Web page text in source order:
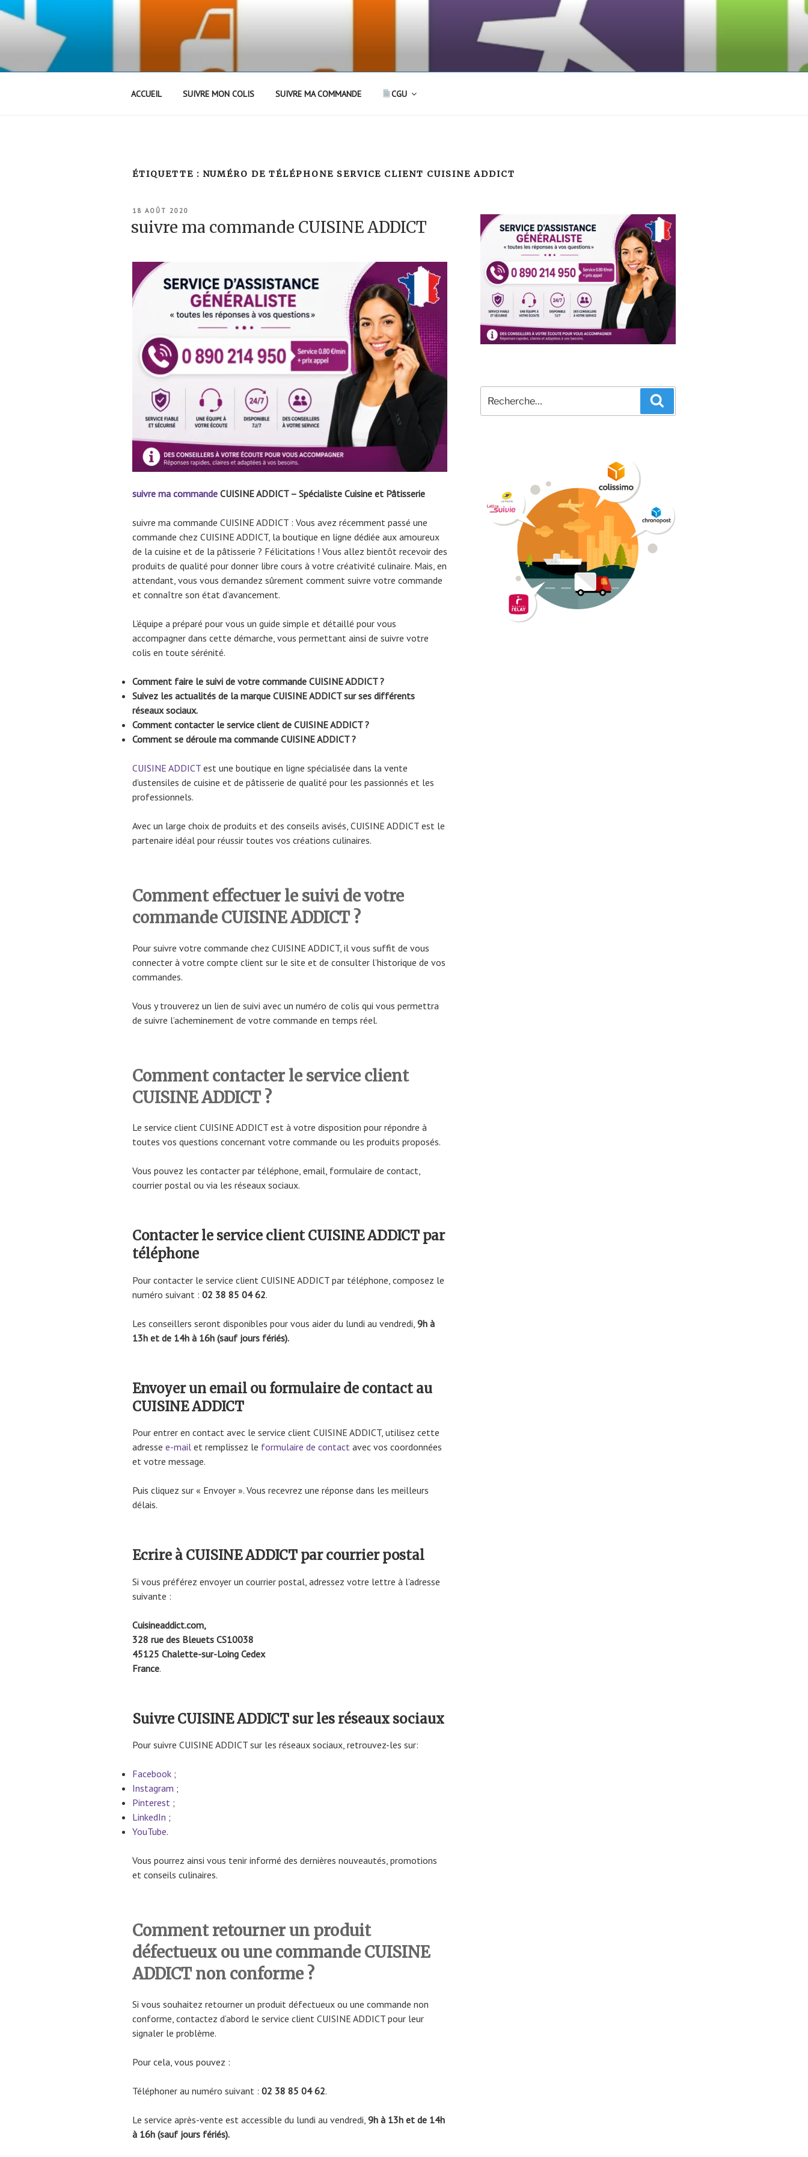
Aller
ACCUEIL SUIVRE MON COLIS SUIVRE MA COMMANDE CGU
ÉTIQUETTE : NUMÉRO DE TÉLÉPHONE SERVICE CLIENT CUISINE ADDICT
PUBLIÉ
18 AOÛT 2020
suivre ma commande CUISINE ADDICT
suivre ma commande CUISINE ADDICT – Spécialiste Cuisine et Pâtisserie
suivre ma commande CUISINE ADDICT : Vous avez récemment passé une
commande chez CUISINE ADDICT, la boutique en ligne dédiée aux amoureux
de la cuisine et de la pâtisserie ? Félicitations ! Vous allez bientôt recevoir des
produits de qualité pour donner libre cours à votre créativité culinaire. Mais, en
attendant, vous vous demandez sûrement comment suivre votre commande
et connaître son état d’avancement.
L’équipe a préparé pour vous un guide simple et détaillé pour vous
accompagner dans cette démarche, vous permettant ainsi de suivre votre
colis en toute sérénité.
Comment faire le suivi de votre commande CUISINE ADDICT ?
Suivez les actualités de la marque CUISINE ADDICT sur ses différents
réseaux sociaux.
Comment contacter le service client de CUISINE ADDICT ?
Comment se déroule ma commande CUISINE ADDICT ?
CUISINE ADDICT est une boutique en ligne spécialisée dans la vente
d’ustensiles de cuisine et de pâtisserie de qualité pour les passionnés et les
professionnels.
Avec un large choix de produits et des conseils avisés, CUISINE ADDICT est le
partenaire idéal pour réussir toutes vos créations culinaires.
Comment effectuer le suivi de votre
commande CUISINE ADDICT ?
Pour suivre votre commande chez CUISINE ADDICT, il vous suffit de vous
connecter à votre compte client sur le site et de consulter l’historique de vos
commandes.
Vous y trouverez un lien de suivi avec un numéro de colis qui vous permettra
de suivre l’acheminement de votre commande en temps réel.
Comment contacter le service client
CUISINE ADDICT ?
Le service client CUISINE ADDICT est à votre disposition pour répondre à
toutes vos questions concernant votre commande ou les produits proposés.
Vous pouvez les contacter par téléphone, email, formulaire de contact,
courrier postal ou via les réseaux sociaux.
Contacter le service client CUISINE ADDICT par
téléphone
Pour contacter le service client CUISINE ADDICT par téléphone, composez le
numéro suivant : 02 38 85 04 62.
Les conseillers seront disponibles pour vous aider du lundi au vendredi, 9h à
13h et de 14h à 16h (sauf jours fériés).
Envoyer un email ou formulaire de contact au
CUISINE ADDICT
Pour entrer en contact avec le service client CUISINE ADDICT, utilisez cette
adresse e-mail et remplissez le formulaire de contact avec vos coordonnées
et votre message.
Puis cliquez sur « Envoyer ». Vous recevrez une réponse dans les meilleurs
délais.
Ecrire à CUISINE ADDICT par courrier postal
Si vous préférez envoyer un courrier postal, adressez votre lettre à l’adresse
suivante :
Cuisineaddict.com,
328 rue des Bleuets CS10038
45125 Chalette-sur-Loing Cedex
France.
Suivre CUISINE ADDICT sur les réseaux sociaux
Pour suivre CUISINE ADDICT sur les réseaux sociaux, retrouvez-les sur:
Facebook ;
Instagram ;
Pinterest ;
LinkedIn ;
YouTube.
Vous pourrez ainsi vous tenir informé des dernières nouveautés, promotions
et conseils culinaires.
Comment retourner un produit
défectueux ou une commande CUISINE
ADDICT non conforme ?
Si vous souhaitez retourner un produit défectueux ou une commande non
conforme, contactez d’abord le service client CUISINE ADDICT pour leur
signaler le problème.
Pour cela, vous pouvez :
Téléphoner au numéro suivant : 02 38 85 04 62.
Le service après-vente est accessible du lundi au vendredi, 9h à 13h et de 14h
à 16h (sauf jours fériés).
pour